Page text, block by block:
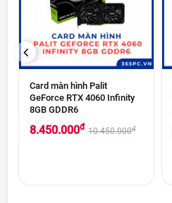
PREVIOUS
Card màn hình Palit
GeForce RTX 4060 Infinity
8GB GDDR6
8.450.000đ 10.450.000đ